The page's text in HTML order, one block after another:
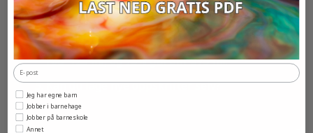
blanding. Da trenger du en større beholder.
Her skal 25% være rød og 75% skal være gul.
Nå er 1% = 1ml x 5= 5 ml. Derfor blir 25%
rød 125 ml, og 75% gul blir 375 ml.
Kan du lage nye oppskrifter selv?
Jeg har egne barn
Jobber i barnehage
Jobber på barneskole
Annet